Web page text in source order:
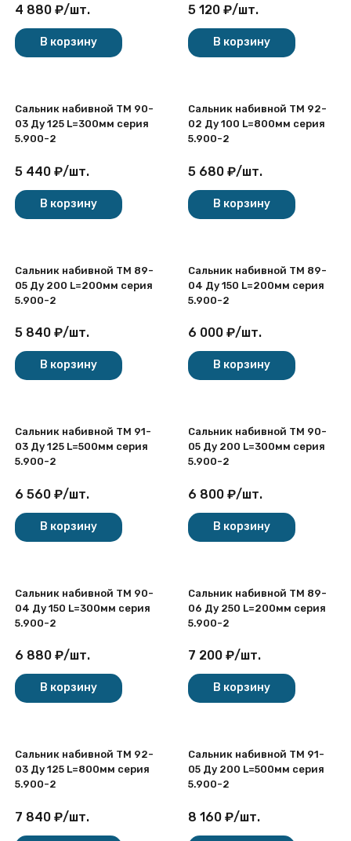
4 880 ₽/шт.
В корзину
5 120 ₽/шт.
В корзину
Сальник набивной ТМ 90-
03 Ду 125 L=300мм серия
5.900-2
5 440 ₽/шт.
В корзину
Сальник набивной ТМ 92-
02 Ду 100 L=800мм серия
5.900-2
5 680 ₽/шт.
В корзину
Сальник набивной ТМ 89-
05 Ду 200 L=200мм серия
5.900-2
5 840 ₽/шт.
В корзину
Сальник набивной ТМ 89-
04 Ду 150 L=200мм серия
5.900-2
6 000 ₽/шт.
В корзину
Сальник набивной ТМ 91-
03 Ду 125 L=500мм серия
5.900-2
6 560 ₽/шт.
В корзину
Сальник набивной ТМ 90-
05 Ду 200 L=300мм серия
5.900-2
6 800 ₽/шт.
В корзину
Сальник набивной ТМ 90-
04 Ду 150 L=300мм серия
5.900-2
6 880 ₽/шт.
В корзину
Сальник набивной ТМ 89-
06 Ду 250 L=200мм серия
5.900-2
7 200 ₽/шт.
В корзину
Сальник набивной ТМ 92-
03 Ду 125 L=800мм серия
5.900-2
7 840 ₽/шт.
Сальник набивной ТМ 91-
05 Ду 200 L=500мм серия
5.900-2
8 160 ₽/шт.